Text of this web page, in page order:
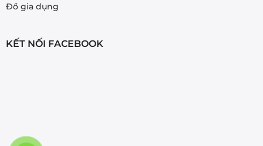
Đồ gia dụng
KẾT NỐI FACEBOOK